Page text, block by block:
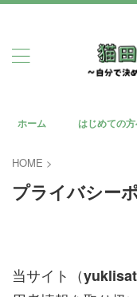
ホーム はじめての
HOME >
プライバシー
当サイト（